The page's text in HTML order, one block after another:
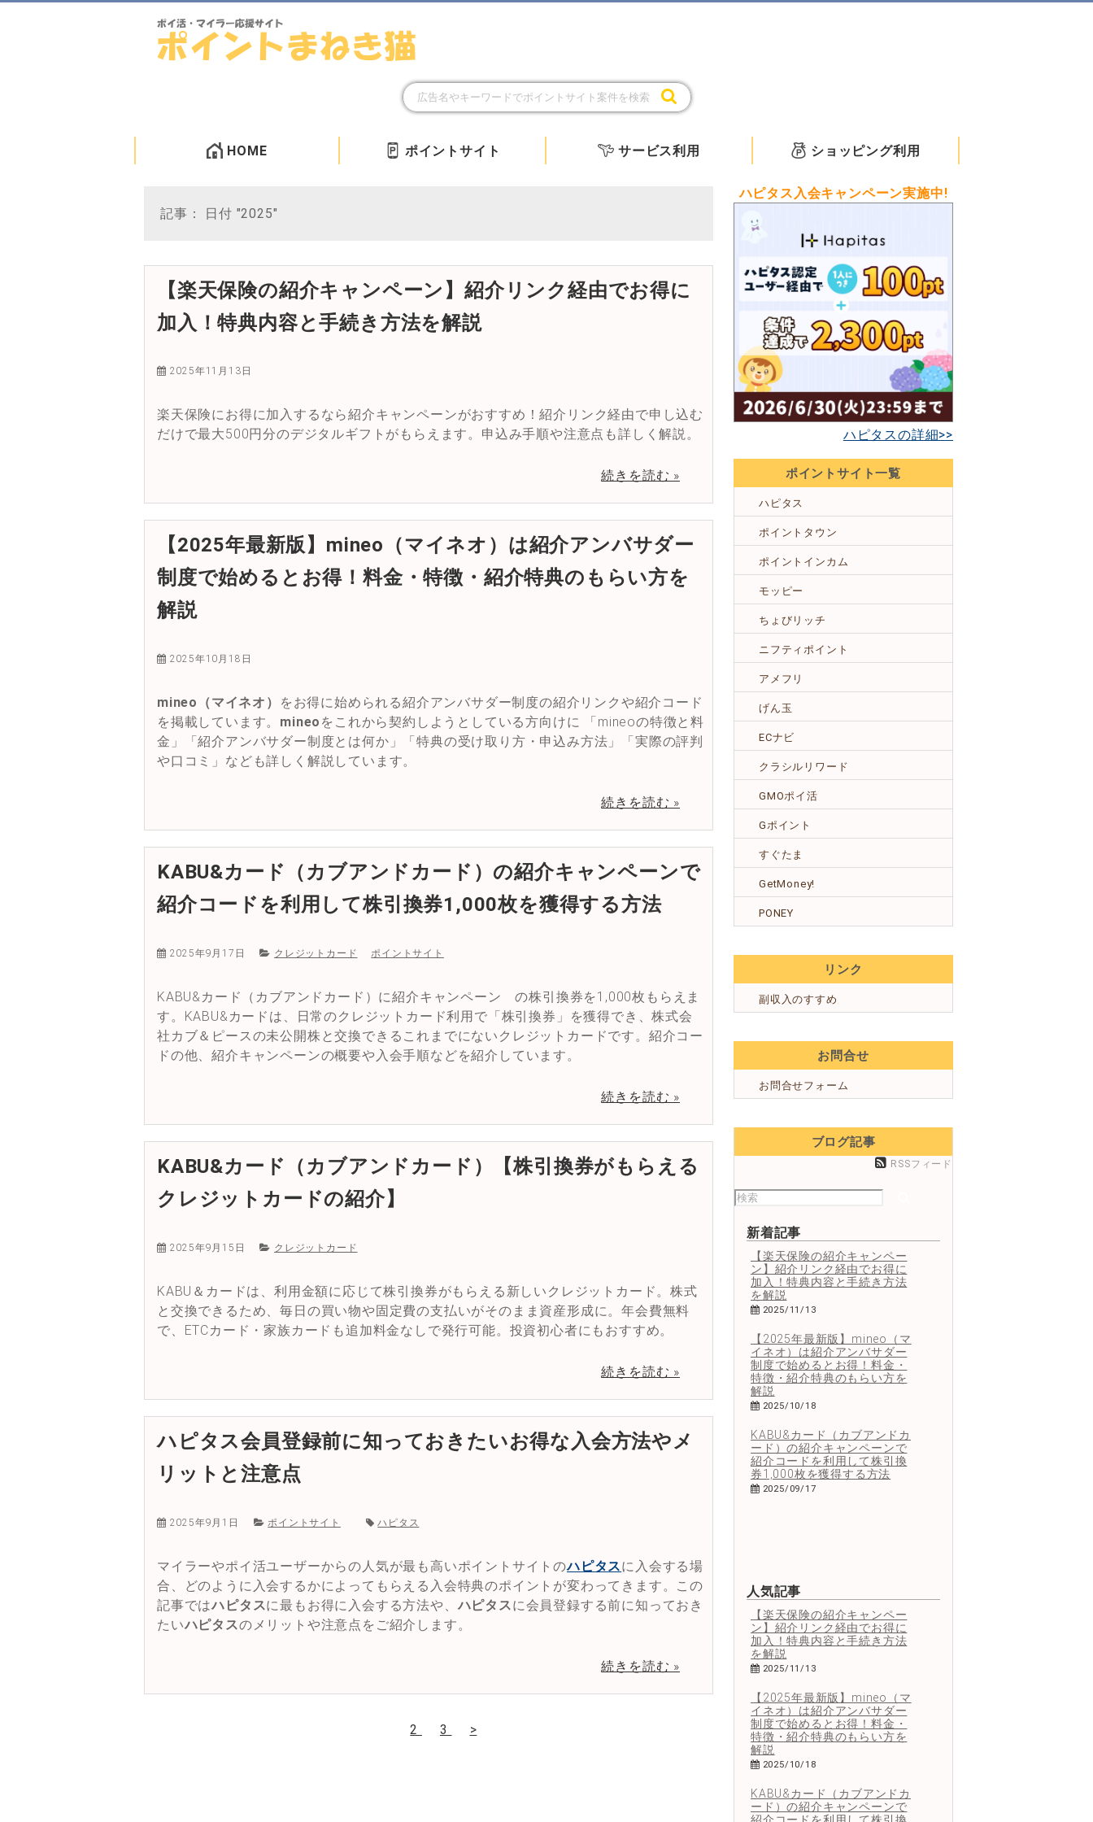
HOME ポイントサイト サービス利用 ショッピング利用
記事： 日付 "2025"
【楽天保険の紹介キャンペーン】紹介リンク経由でお得に
加入！特典内容と手続き方法を解説
2025年11月13日
楽天保険にお得に加入するなら紹介キャンペーンがおすすめ！紹介リンク経由で申し込む
だけで最大500円分のデジタルギフトがもらえます。申込み手順や注意点も詳しく解説。
続きを読む »
【2025年最新版】mineo（マイネオ）は紹介アンバサダー
制度で始めるとお得！料金・特徴・紹介特典のもらい方を
解説
2025年10月18日
mineo（マイネオ）
をお得に始められる紹介アンバサダー制度の紹介リンクや紹介コード
を掲載しています。 mineo をこれから契約しようとしている方向けに 「mineoの特徴と料
金」「紹介アンバサダー制度とは何か」「特典の受け取り方・申込み方法」「実際の評判
や口コミ」なども詳しく解説しています。
続きを読む »
KABU&カード（カブアンドカード）の紹介キャンペーンで
紹介コードを利用して株引換券1,000枚を獲得する方法
2025年9月17日 クレジットカード ポイントサイト
KABU&カード（カブアンドカード）に紹介キャンペーン の株引換券を1,000枚もらえま
す。KABU&カードは、日常のクレジットカード利用で「株引換券」を獲得でき、株式会
社カブ＆ピースの未公開株と交換できるこれまでにないクレジットカードです。紹介コー
ドの他、紹介キャンペーンの概要や入会手順などを紹介しています。
続きを読む »
KABU&カード（カブアンドカード）【株引換券がもらえる
クレジットカードの紹介】
2025年9月15日 クレジットカード
KABU＆カードは、利用金額に応じて株引換券がもらえる新しいクレジットカード。株式
と交換できるため、毎日の買い物や固定費の支払いがそのまま資産形成に。年会費無料
で、ETCカード・家族カードも追加料金なしで発行可能。投資初心者にもおすすめ。
続きを読む »
ハピタス会員登録前に知っておきたいお得な入会方法やメ
リットと注意点
2025年9月1日 ポイントサイト ハピタス
マイラーやポイ活ユーザーからの人気が最も高いポイントサイトのハピタスに入会する場
合、どのように入会するかによってもらえる入会特典のポイントが変わってきます。この
記事ではハピタスに最もお得に入会する方法や、ハピタスに会員登録する前に知っておき
たいハピタスのメリットや注意点をご紹介します。
続きを読む »
2 3 >
ハピタス入会キャンペーン実施中!
ハピタスの詳細>>
ポイントサイト一覧
ハピタス
ポイントタウン
ポイントインカム
モッピー
ちょびリッチ
ニフティポイント
アメフリ
げん玉
ECナビ
クラシルリワード
GMOポイ活
Gポイント
すぐたま
GetMoney!
PONEY
リンク
副収入のすすめ
お問合せ
お問合せフォーム
ブログ記事
RSSフィード
新着記事
【楽天保険の紹介キャンペー
ン】紹介リンク経由でお得に
加入！特典内容と手続き方法
を解説
2025/11/13
【2025年最新版】mineo（マ
イネオ）は紹介アンバサダー
制度で始めるとお得！料金・
特徴・紹介特典のもらい方を
解説
2025/10/18
KABU&カード（カブアンドカ
ード）の紹介キャンペーンで
紹介コードを利用して株引換
券1,000枚を獲得する方法
2025/09/17
人気記事
【楽天保険の紹介キャンペー
ン】紹介リンク経由でお得に
加入！特典内容と手続き方法
を解説
2025/11/13
【2025年最新版】mineo（マ
イネオ）は紹介アンバサダー
制度で始めるとお得！料金・
特徴・紹介特典のもらい方を
解説
2025/10/18
KABU&カード（カブアンドカ
ード）の紹介キャンペーンで
紹介コードを利用して株引換